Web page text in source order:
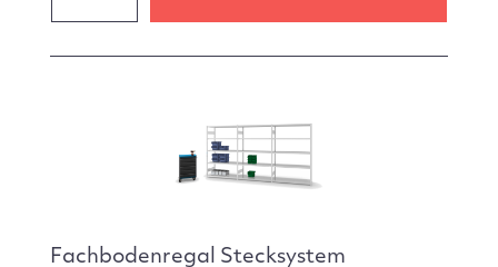
Fachbodenregal Stecksystem